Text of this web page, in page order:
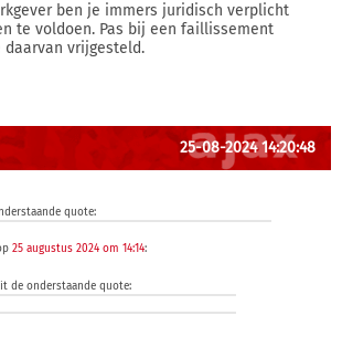
ben je immers juridisch verplicht
te voldoen. Pas bij een faillissement
vrijgesteld.
25-08-2024 14:20:48
quote:
25 augustus 2024 om 14:14:
de onderstaande quote: